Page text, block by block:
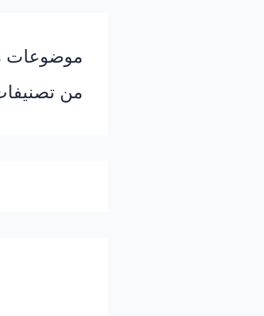
موضوعات
من